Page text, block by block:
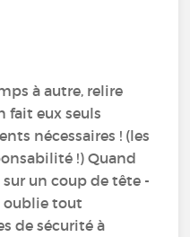
à autre, relire
fait eux seuls
nécessaires ! (les
!) Quand
un coup de tête -
oublie tout
de sécurité à